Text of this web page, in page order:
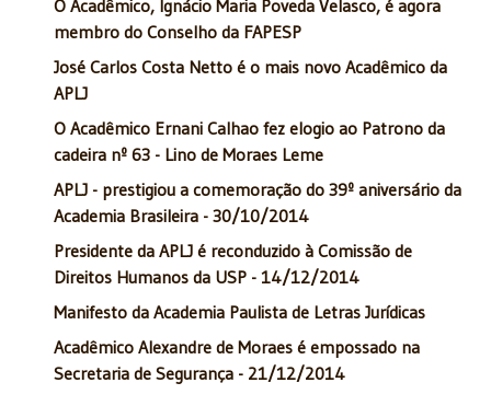
O Acadêmico, Ignácio Maria Poveda Velasco, é agora
membro do Conselho da FAPESP
José Carlos Costa Netto é o mais novo Acadêmico da
APLJ
O Acadêmico Ernani Calhao fez elogio ao Patrono da
cadeira nº 63 - Lino de Moraes Leme
APLJ - prestigiou a comemoração do 39º aniversário da
Academia Brasileira - 30/10/2014
Presidente da APLJ é reconduzido à Comissão de
Direitos Humanos da USP - 14/12/2014
Manifesto da Academia Paulista de Letras Jurídicas
Acadêmico Alexandre de Moraes é empossado na
Secretaria de Segurança - 21/12/2014